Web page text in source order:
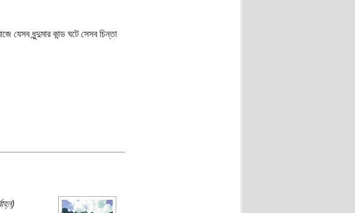
যেসব ধুন্দুমার কান্ড ঘটে সেসব চিন্তা